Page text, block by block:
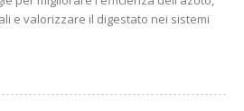
e valorizzare il digestato nei sistemi